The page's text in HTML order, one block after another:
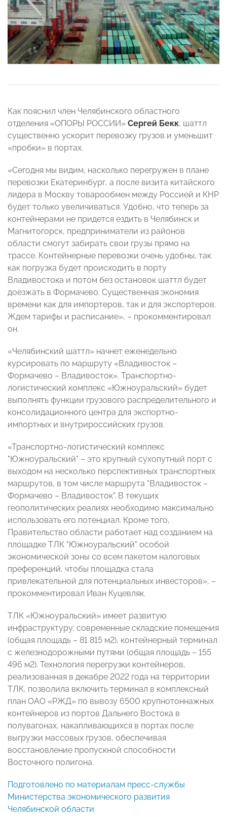
Как пояснил член Челябинского областного
отделения «ОПОРЫ РОССИИ» Сергей Бекк, шаттл
существенно ускорит перевозку грузов и уменьшит
«пробки» в портах.
«Сегодня мы видим, насколько перегружен в плане
перевозки Екатеринбург, а после визита китайского
лидера в Москву товарообмен между Россией и КНР
будет только увеличиваться. Удобно, что теперь за
контейнерами не придется ездить в Челябинск и
Магнитогорск, предприниматели из районов
области смогут забирать свои грузы прямо на
трассе. Контейнерные перевозки очень удобны, так
как погрузка будет происходить в порту
Владивостока и потом без остановок шаттл будет
доезжать в Формачево. Существенная экономия
времени как для импортеров, так и для экспортеров.
Ждем тарифы и расписание», – прокомментировал
он.
«Челябинский шаттл» начнет еженедельно
курсировать по маршруту «Владивосток –
Формачево – Владивосток». Транспортно-
логистический комплекс «Южноуральский» будет
выполнять функции грузового распределительного и
консолидационного центра для экспортно-
импортных и внутрироссийских грузов.
«Транспортно-логистический комплекс
"Южноуральский" – это крупный сухопутный порт с
выходом на несколько перспективных транспортных
маршрутов, в том числе маршрута "Владивосток –
Формачево – Владивосток". В текущих
геополитических реалиях необходимо максимально
использовать его потенциал. Кроме того,
Правительство области работает над созданием на
площадке ТЛК "Южноуральский" особой
экономической зоны со всем пакетом налоговых
преференций, чтобы площадка стала
привлекательной для потенциальных инвесторов», –
прокомментировал Иван Куцевляк.
ТЛК «Южноуральский» имеет развитую
инфраструктуру: современные складские помещения
(общая площадь – 81 815 м2), контейнерный терминал
c железнодорожными путями (общая площадь – 155
496 м2). Технология перегрузки контейнеров,
реализованная в декабре 2022 года на территории
ТЛК, позволила включить терминал в комплексный
план ОАО «РЖД» по вывозу 6500 крупнотоннажных
контейнеров из портов Дальнего Востока в
полувагонах, накапливающихся в портах после
выгрузки массовых грузов, обеспечивая
восстановление пропускной способности
Восточного полигона.
Подготовлено по материалам пресс-службы
Министерства экономического развития
Челябинской области